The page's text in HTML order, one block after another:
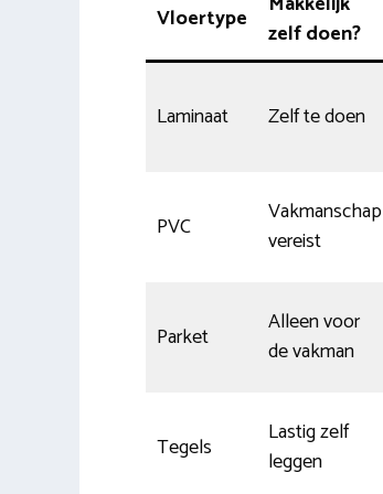
Vloertype
zelf doen?
Laminaat Zelf te doen
PVC
Vakmanschap
vereist
Parket
Alleen voor
de vakman
Tegels
Lastig zelf
leggen